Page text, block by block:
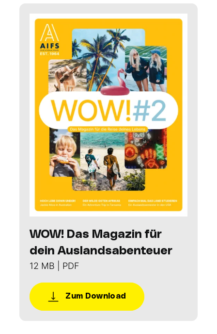
WOW! Das Magazin für
dein Auslandsabenteuer
12 MB | PDF
Zum Download